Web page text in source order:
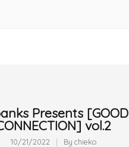
Presents [GOOD
vol.2
10/21/2022 By chieko